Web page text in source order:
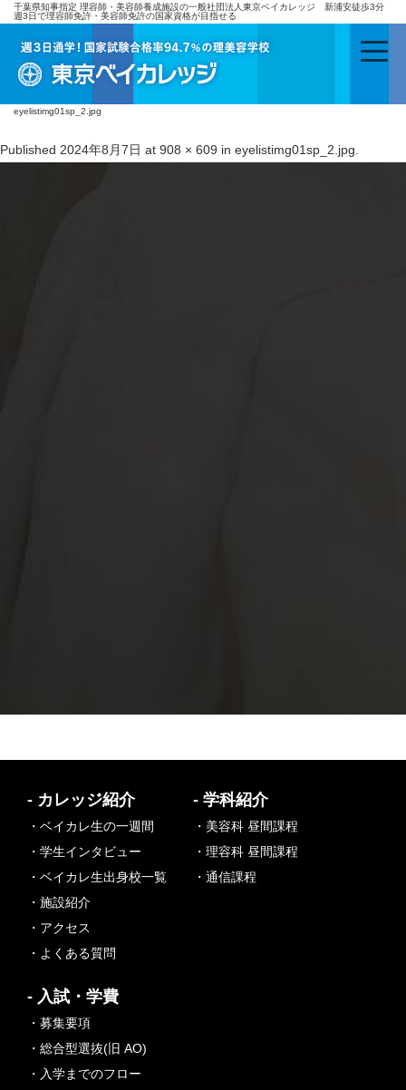
千葉県知事指定 理容師・美容師養成施設の一般社団法人東京ベイカレッジ 新浦安徒歩3分
週3日で理容師免許・美容師免許の国家資格が目指せる
eyelistimg01sp_2.jpg
Published 2024年8月7日 at 908 × 609 in eyelistimg01sp_2.jpg
- カレッジ紹介
・ベイカレ生の一週間
・学生インタビュー
・ベイカレ生出身校一覧
・施設紹介
・アクセス
・よくある質問
- 学科紹介
・美容科 昼間課程
・理容科 昼間課程
・通信課程
- 入試・学費
・募集要項
・総合型選抜(旧 AO)
・入学までのフロー